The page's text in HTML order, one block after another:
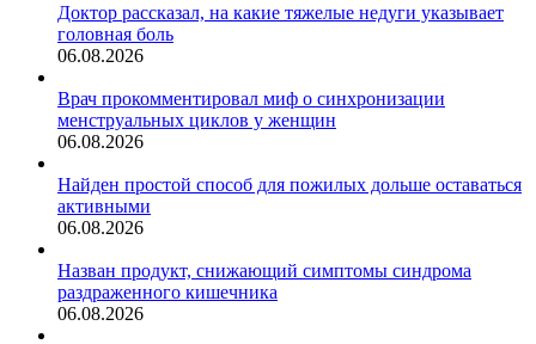
Доктор рассказал, на какие тяжелые недуги указывает
головная боль
06.08.2026
Врач прокомментировал миф о синхронизации
менструальных циклов у женщин
06.08.2026
Найден простой способ для пожилых дольше оставаться
активными
06.08.2026
Назван продукт, снижающий симптомы синдрома
раздраженного кишечника
06.08.2026